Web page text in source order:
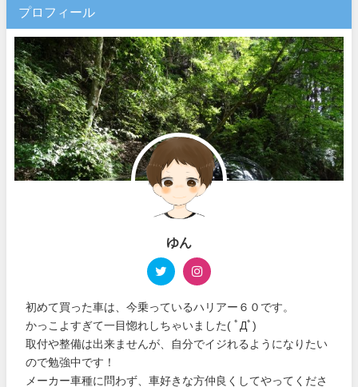
プロフィール
ゆん
初めて買った車は、今乗っているハリアー６０です。
かっこよすぎて一目惚れしちゃいました( ﾟДﾟ)
取付や整備は出来ませんが、自分でイジれるようになりたい
ので勉強中です！
メーカー車種に問わず、車好きな方仲良くしてやってくださ